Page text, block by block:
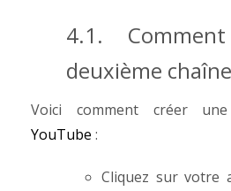
4.1.
deuxième
Voici comment créer
YouTube :
Cliquez sur votre